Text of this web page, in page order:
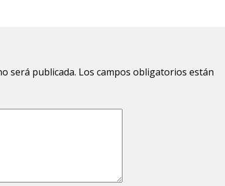
será publicada. Los campos obligatorios están